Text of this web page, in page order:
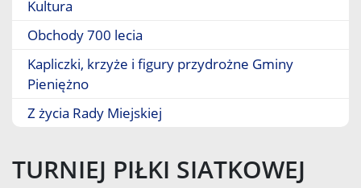
Kultura
Obchody 700 lecia
Kapliczki, krzyże i figury przydrożne Gminy
Pieniężno
Z życia Rady Miejskiej
TURNIEJ PIŁKI SIATKOWEJ